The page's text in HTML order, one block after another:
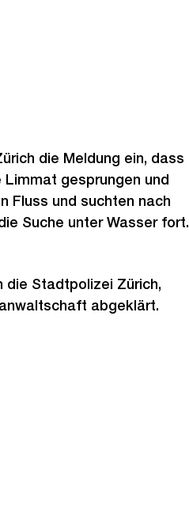
die Meldung ein, dass
gesprungen und
Fluss und suchten nach
Suche unter Wasser fort.
die Stadtpolizei Zürich,
abgeklärt.